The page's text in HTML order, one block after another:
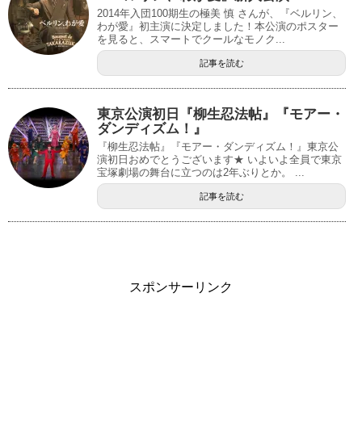
2014年入団100期生の極美 慎 さんが、『ベルリン、
わが愛』初主演に決定しました！本公演のポスター
を見ると、スマートでクールなモノク...
記事を読む
東京公演初日『柳生忍法帖』『モアー・
ダンディズム！』
『柳生忍法帖』『モアー・ダンディズム！』東京公
演初日おめでとうございます★ いよいよ全員で東京
宝塚劇場の舞台に立つのは2年ぶりとか。 ...
記事を読む
スポンサーリンク